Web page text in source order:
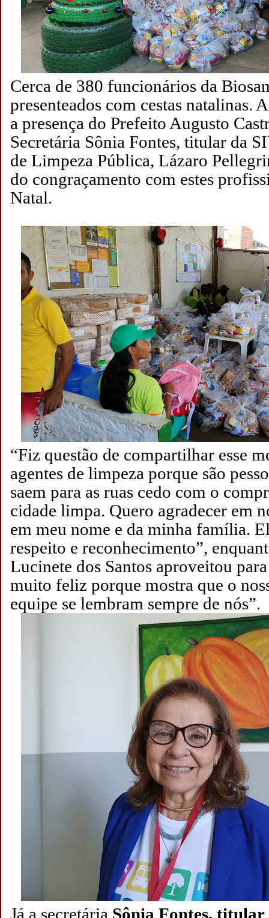
Cerca de 380 funcionários da
presenteados com cestas natalinas.
a presença do Prefeito Augusto
Secretária Sônia Fontes, titular da
de Limpeza Pública, Lázaro
do congraçamento com estes
Natal.
“Fiz questão de compartilhar esse
agentes de limpeza porque são
saem para as ruas cedo com o
cidade limpa. Quero agradecer em
em meu nome e da minha família.
respeito e reconhecimento”,
Lucinete dos Santos aproveitou
muito feliz porque mostra que o
equipe se lembram sempre de nós”.
Já a secretária Sônia Fontes, titular